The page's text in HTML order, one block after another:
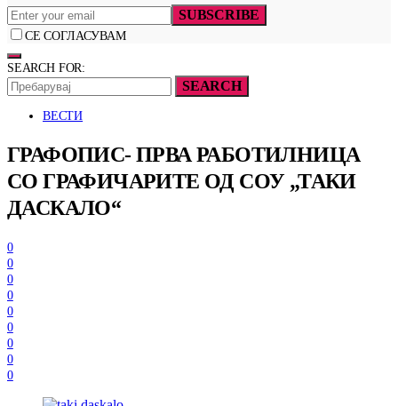
SUBSCRIBE
СЕ СОГЛАСУВАМ
SEARCH FOR:
SEARCH
ВЕСТИ
ГРАФОПИС- ПРВА РАБОТИЛНИЦА
СО ГРАФИЧАРИТЕ ОД СОУ „ТАКИ
ДАСКАЛО“
0
0
0
0
0
0
0
0
0